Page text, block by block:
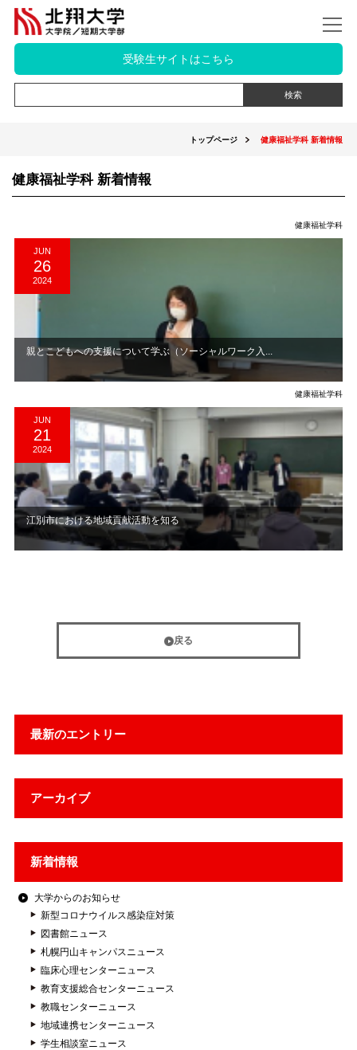
受験生サイトはこちら
トップページ 健康福祉学科 新着情報
最新のエントリー
アーカイブ
新着情報
大学からのお知らせ
新型コロナウイルス感染症対策
図書館ニュース
札幌円山キャンパスニュース
臨床心理センターニュース
教育支援総合センターニュース
教職センターニュース
地域連携センターニュース
学生相談室ニュース
健康福祉学科 新着情報
健康福祉学科
JUN
26
2024
親とこどもへの支援について学ぶ（ソーシャルワーク入...
健康福祉学科
JUN
21
2024
江別市における地域貢献活動を知る
戻る